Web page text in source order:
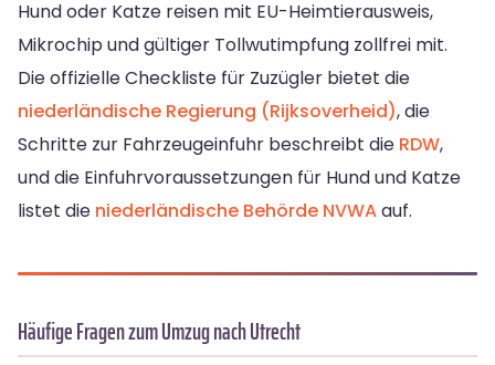
Hund oder Katze reisen mit EU-Heimtierausweis,
Mikrochip und gültiger Tollwutimpfung zollfrei mit.
Die offizielle Checkliste für Zuzügler bietet die
niederländische Regierung (Rijksoverheid), die
Schritte zur Fahrzeugeinfuhr beschreibt die RDW,
und die Einfuhrvoraussetzungen für Hund und Katze
listet die niederländische Behörde NVWAauf.
Häufige Fragen zum Umzug nach Utrecht